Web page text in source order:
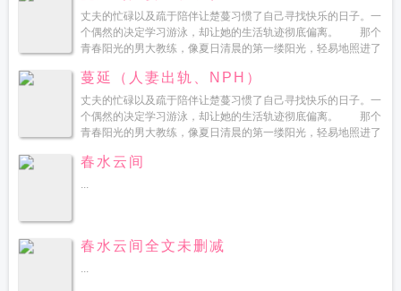
丈夫的忙碌以及疏于陪伴让楚蔓习惯了自己寻找快乐的日子。一
个偶然的决定学习游泳，却让她的生活轨迹彻底偏离。 那个
青春阳光的男大教练，像夏日清晨的第一缕阳光，轻易地照进了
道...
蔓延（人妻出轨、NPH）
丈夫的忙碌以及疏于陪伴让楚蔓习惯了自己寻找快乐的日子。一
个偶然的决定学习游泳，却让她的生活轨迹彻底偏离。 那个
青春阳光的男大教练，像夏日清晨的第一缕阳光，轻易地照进了
春水云间
...
春水云间全文未删减
...